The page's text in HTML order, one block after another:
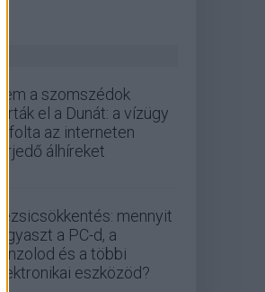
Nem a szomszédok
zárták el a Dunát: a vízügy
cáfolta az interneten
terjedő álhíreket
Rezsicsökkentés: mennyit
fogyaszt a PC-d, a
konzolod és a többi
elektronikai eszközöd?